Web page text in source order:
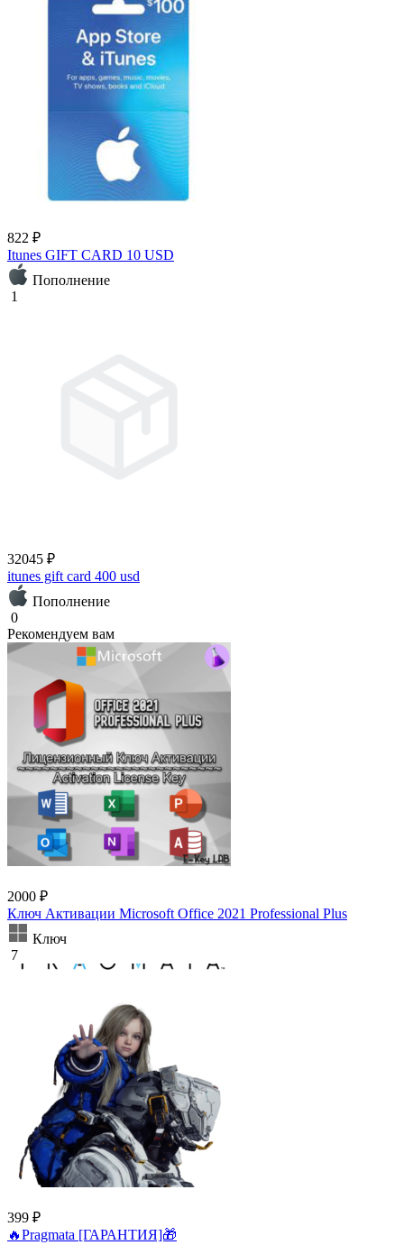
822 ₽
Itunes GIFT CARD 10 USD
Пополнение
1
32045 ₽
itunes gift card 400 usd
Пополнение
0
Рекомендуем вам
2000 ₽
Ключ Активации Microsoft Office 2021 Professional Plus
Ключ
7
399 ₽
🔥Pragmata [ГАРАНТИЯ]🎁